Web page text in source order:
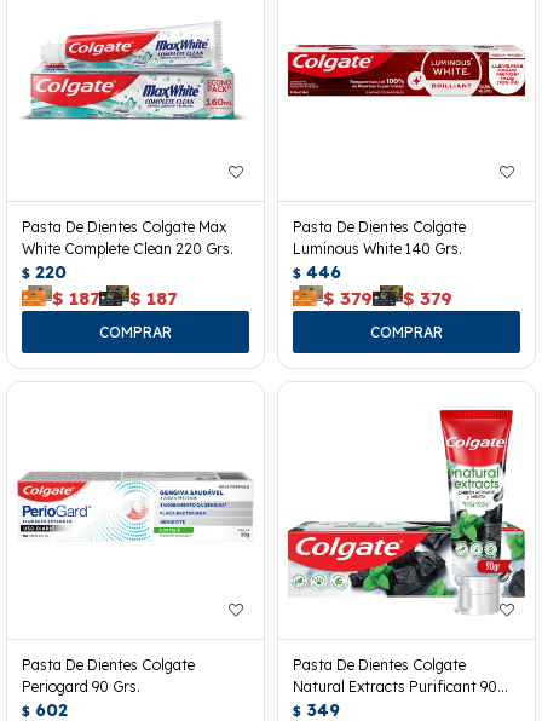
Pasta De Dientes Colgate Max
White Complete Clean 220 Grs.
$ 220
$ 187 $ 187
Pasta De Dientes Colgate
Luminous White 140 Grs.
$ 446
$ 379 $ 379
Pasta De Dientes Colgate
Periogard 90 Grs.
$ 602
Pasta De Dientes Colgate
Natural Extracts Purificant 90
Grs.
$ 349